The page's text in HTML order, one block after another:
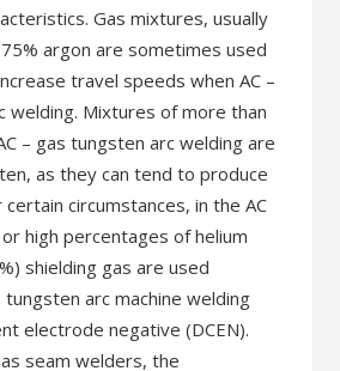
Gas mixtures, usually
argon are sometimes used
travel speeds when AC –
welding. Mixtures of more than
– gas tungsten arc welding are
as they can tend to produce
circumstances, in the AC
high percentages of helium
shielding gas are used
arc machine welding
electrode negative (DCEN).
seam welders, the